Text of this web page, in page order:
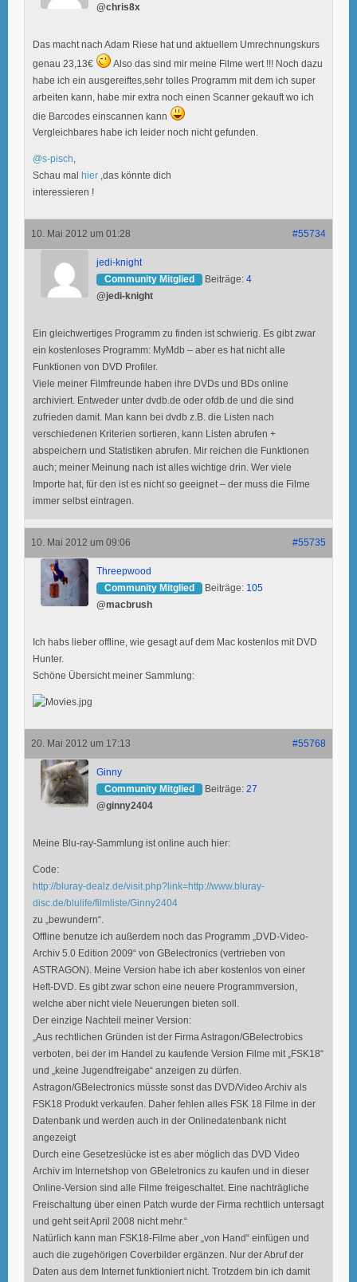
@chris8x
Das macht nach Adam Riese hat und aktuellem Umrechnungskurs
genau 23,13€
Also das sind mir meine Filme wert !!! Noch dazu
habe ich ein ausgereiftes,sehr tolles Programm mit dem ich super
arbeiten kann, habe mir extra noch einen Scanner gekauft wo ich
die Barcodes einscannen kann
Vergleichbares habe ich leider noch nicht gefunden.
@s-pisch,
Schau mal hier ,das könnte dich
interessieren !
10. Mai 2012 um 01:28 #55734
jedi-knight
Community Mitglied
Beiträge: 4
@jedi-knight
Ein gleichwertiges Programm zu finden ist schwierig. Es gibt zwar
ein kostenloses Programm: MyMdb – aber es hat nicht alle
Funktionen von DVD Profiler.
Viele meiner Filmfreunde haben ihre DVDs und BDs online
archiviert. Entweder unter dvdb.de oder ofdb.de und die sind
zufrieden damit. Man kann bei dvdb z.B. die Listen nach
verschiedenen Kriterien sortieren, kann Listen abrufen +
abspeichern und Statistiken abrufen. Mir reichen die Funktionen
auch; meiner Meinung nach ist alles wichtige drin. Wer viele
Importe hat, für den ist es nicht so geeignet – der muss die Filme
immer selbst eintragen.
10. Mai 2012 um 09:06 #55735
Threepwood
Community Mitglied
Beiträge: 105
@macbrush
Ich habs lieber offline, wie gesagt auf dem Mac kostenlos mit DVD
Hunter.
Schöne Übersicht meiner Sammlung:
20. Mai 2012 um 17:13 #55768
Ginny
Community Mitglied
Beiträge: 27
@ginny2404
Meine Blu-ray-Sammlung ist online auch hier:
Code:
http://bluray-dealz.de/visit.php?link=http://www.bluray-
disc.de/blulife/filmliste/Ginny2404
zu „bewundern“.
Offline benutze ich außerdem noch das Programm „DVD-Video-
Archiv 5.0 Edition 2009“ von GBelectronics (vertrieben von
ASTRAGON). Meine Version habe ich aber kostenlos von einer
Heft-DVD. Es gibt zwar schon eine neuere Programmversion,
welche aber nicht viele Neuerungen bieten soll.
Der einzige Nachteil meiner Version:
„Aus rechtlichen Gründen ist der Firma Astragon/GBelectrobics
verboten, bei der im Handel zu kaufende Version Filme mit „FSK18“
und „keine Jugendfreigabe“ anzeigen zu dürfen.
Astragon/GBelectronics müsste sonst das DVD/Video Archiv als
FSK18 Produkt verkaufen. Daher fehlen alles FSK 18 Filme in der
Datenbank und werden auch in der Onlinedatenbank nicht
angezeigt
Durch eine Gesetzeslücke ist es aber möglich das DVD Video
Archiv im Internetshop von GBeletronics zu kaufen und in dieser
Online-Version sind alle Filme freigeschaltet. Eine nachträgliche
Freischaltung über einen Patch wurde der Firma rechtlich untersagt
und geht seit April 2008 nicht mehr.“
Natürlich kann man FSK18-Filme aber „von Hand“ einfügen und
auch die zugehörigen Coverbilder ergänzen. Nur der Abruf der
Daten aus dem Internet funktioniert nicht. Trotzdem bin ich damit